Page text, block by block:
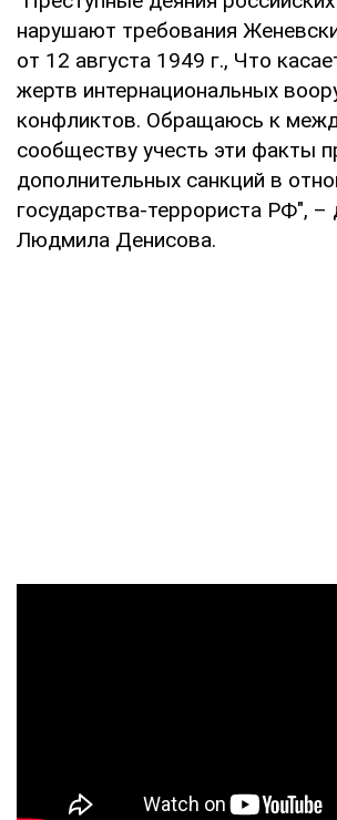
нарушают требования
от 12 августа 1949 г., Что
жертв интернациональных
конфликтов. Обращаюсь к
сообществу учесть эти факты
дополнительных санкций в
государства-террориста РФ", –
Людмила Денисова.